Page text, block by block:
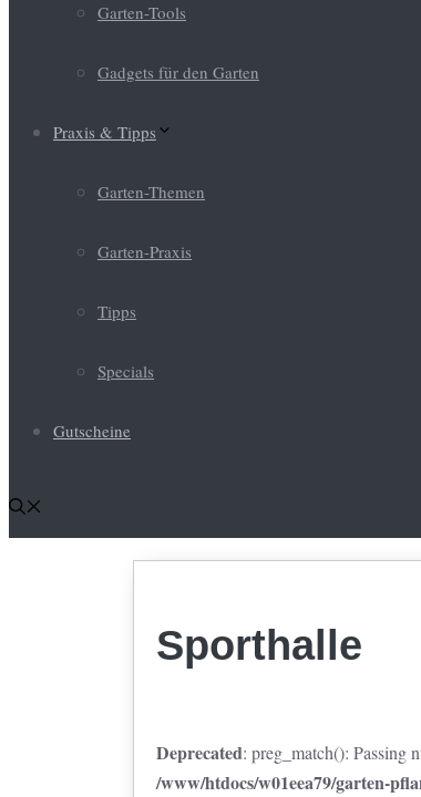
Garten-Tools
Gadgets für den Garten
Praxis & Tipps
Garten-Themen
Garten-Praxis
Tipps
Specials
Gutscheine
Sporthalle
Deprecated: preg_match(): Passing
/www/htdocs/w01eea79/garten-